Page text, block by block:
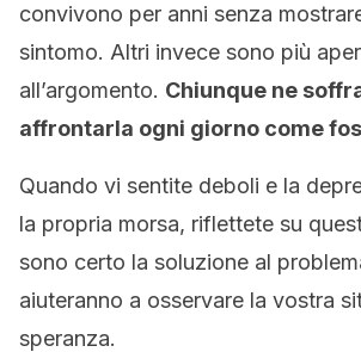
convivono per anni senza
sintomo. Altri invece sono più
all’argomento. Chiunque ne
affrontarla ogni giorno come
Quando vi sentite deboli e la
la propria morsa, riflettete su
sono certo la soluzione al
aiuteranno a osservare la vostra
speranza.